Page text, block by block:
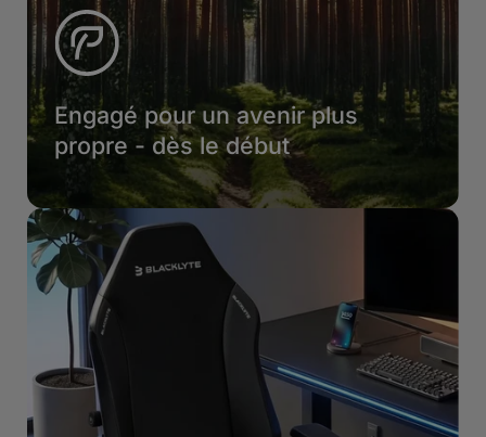
Engagé pour un avenir plus
propre - dès le début